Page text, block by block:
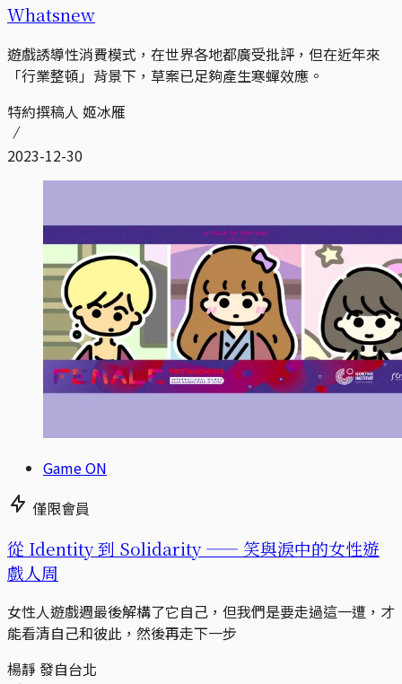
Whatsnew
遊戲誘導性消費模式，在世界各地都廣受批評，但在近年來
「行業整頓」背景下，草案已足夠產生寒蟬效應。
特約撰稿人 姬冰雁
2023-12-30
Game ON
僅限會員
從 Identity 到 Solidarity —— 笑與淚中的女性遊
戲人周
女性人遊戲週最後解構了它自己，但我們是要走過這一遭，才
能看清自己和彼此，然後再走下一步
楊靜 發自台北